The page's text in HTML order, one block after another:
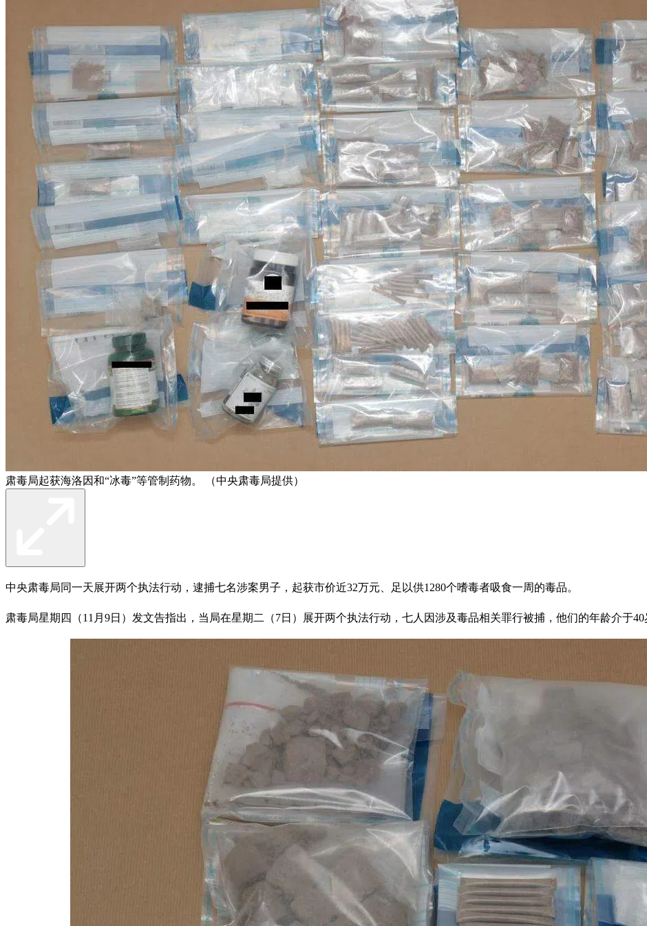
肃毒局起获海洛因和“冰毒”等管制药物。 （中央肃毒局提供）
中央肃毒局同一天展开两个执法行动，逮捕七名涉案男子，起获市价近32万元、足以供1280个嗜毒者吸食一周的毒品。
肃毒局星期四（11月9日）发文告指出，当局在星期二（7日）展开两个执法行动，七人因涉及毒品相关罪行被捕，他们的年龄介于40